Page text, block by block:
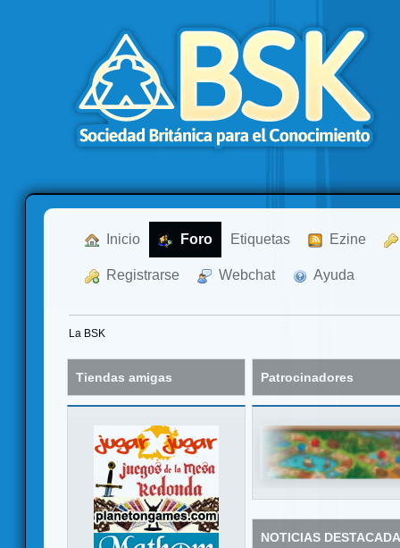
Inicio Foro Etiquetas Ezine
Registrarse Webchat Ayuda
La BSK
Tiendas amigas Patrocinadores
NOTICIAS